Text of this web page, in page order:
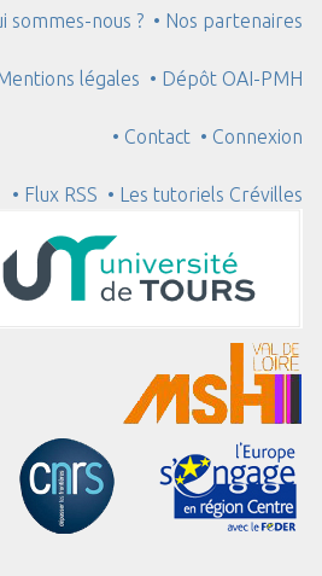
sommes-nous ? • Nos partenaires
légales • Dépôt OAI-PMH
• Contact • Connexion
• Flux RSS • Les tutoriels Crévilles